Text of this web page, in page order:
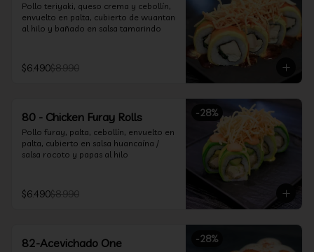
Pollo teriyaki, queso crema y cebollín,
envuelto en palta, cubierto de wuantan
al hilo y bañado en salsa tamarindo
$6.490$8.990
-28%
80 - Chicken Furay Rolls
Pollo furay, palta, cebollín, envuelto en
palta, cubierto en salsa huancaína /
salsa rocoto y papas al hilo
$6.490$8.990
-28%
82-Acevichado One